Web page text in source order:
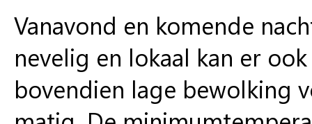
Vanavond en komende
nevelig en lokaal kan er
bovendien lage bewolking